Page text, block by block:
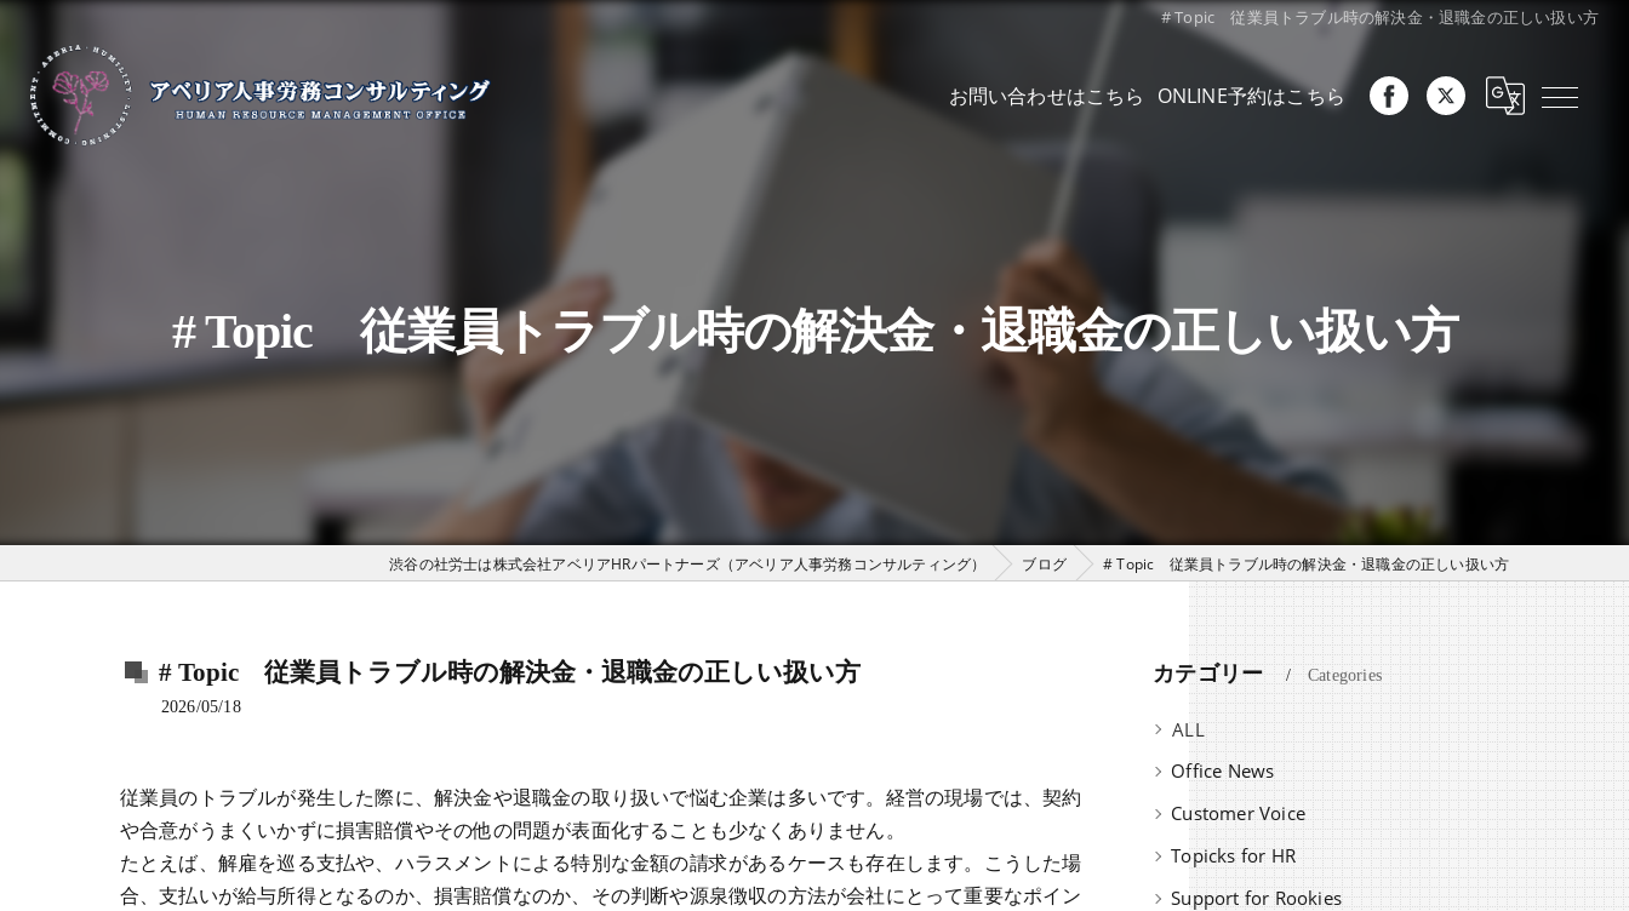
# Topic 従業員トラブル時の解決金・退職金の正しい扱い方
お問い合わせはこちら ONLINE予約はこちら
# Topic 従業員トラブル時の解決金・退職金の正しい扱い方
渋谷の社労士は株式会社アベリアHRパートナーズ（アベリア人事労務コンサルティング） ブログ # Topic 従業員トラブル時の解決金・退職金の正しい扱い方
# Topic 従業員トラブル時の解決金・退職金の正しい扱い方
2026/05/18
従業員のトラブルが発生した際に、解決金や退職金の取り扱いで悩む企業は多いです。経営の現場では、契約
や合意がうまくいかずに損害賠償やその他の問題が表面化することも少なくありません。
たとえば、解雇を巡る支払や、ハラスメントによる特別な金額の請求があるケースも存在します。こうした場
合、支払いが給与所得となるのか、損害賠償なのか、その判断や源泉徴収の方法が会社にとって重要なポイン
カテゴリー Categories
全てのカテゴリー
Office News
Customer Voice
Topicks for HR
Support for Rookies